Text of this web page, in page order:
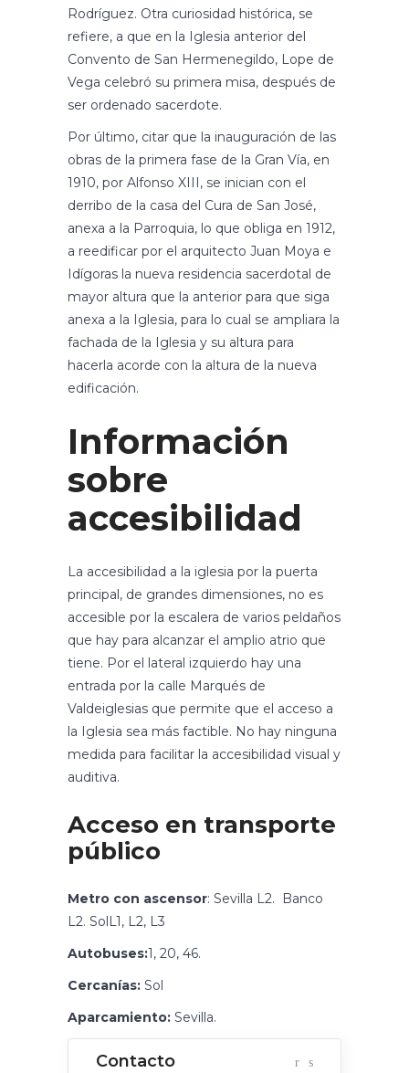
Rodríguez. Otra curiosidad histórica, se
refiere, a que en la Iglesia anterior del
Convento de San Hermenegildo, Lope de
Vega celebró su primera misa, después de
ser ordenado sacerdote.
Por último, citar que la inauguración de las
obras de la primera fase de la Gran Vía, en
1910, por Alfonso XIII, se inician con el
derribo de la casa del Cura de San José,
anexa a la Parroquia, lo que obliga en 1912,
a reedificar por el arquitecto Juan Moya e
Idígoras la nueva residencia sacerdotal de
mayor altura que la anterior para que siga
anexa a la Iglesia, para lo cual se ampliara la
fachada de la Iglesia y su altura para
hacerla acorde con la altura de la nueva
edificación.
Información
sobre
accesibilidad
La accesibilidad a la iglesia por la puerta
principal, de grandes dimensiones, no es
accesible por la escalera de varios peldaños
que hay para alcanzar el amplio atrio que
tiene. Por el lateral izquierdo hay una
entrada por la calle Marqués de
Valdeiglesias que permite que el acceso a
la Iglesia sea más factible. No hay ninguna
medida para facilitar la accesibilidad visual y
auditiva.
Acceso en transporte
público
Metro con ascensor: Sevilla L2. Banco
L2. SolL1, L2, L3
Autobuses:1, 20, 46.
Cercanías: Sol
Aparcamiento: Sevilla.